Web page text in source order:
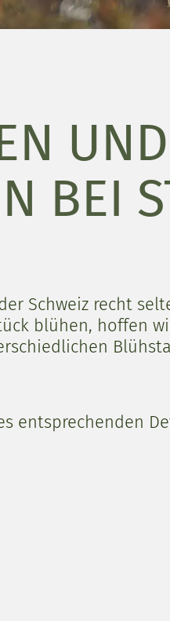
BEI
Schweiz recht
blühen, hoffen
entsprechenden